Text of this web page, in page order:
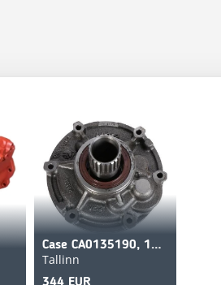
Case CA0135190, 135190, 87429970, 6194309M91, 11716780
Tallinn